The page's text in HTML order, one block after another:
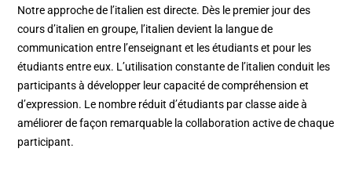
Notre approche de l’italien est directe. Dès le premier jour des
cours d’italien en groupe, l’italien devient la langue de
communication entre l’enseignant et les étudiants et pour les
étudiants entre eux. L’utilisation constante de l’italien conduit les
participants à développer leur capacité de compréhension et
d’expression. Le nombre réduit d’étudiants par classe aide à
améliorer de façon remarquable la collaboration active de chaque
participant.